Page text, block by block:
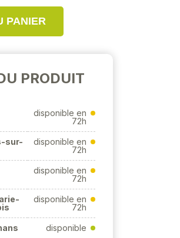
PANIER
PRODUIT
disponible en
72h
sur-
disponible en
72h
disponible en
72h
disponible en
72h
disponible